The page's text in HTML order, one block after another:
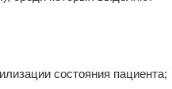
состояния пациента;